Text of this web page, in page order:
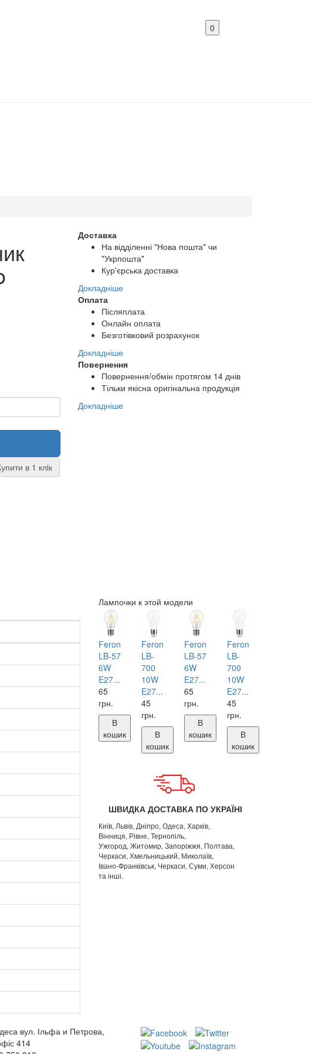
0
в 1 клiк
Доставка
На відділенні "Нова пошта" чи
"Укрпошта"
Кур'єрська доставка
Докладніше
Оплата
Післяплата
Онлайн оплата
Безготівковий розрахунок
Докладніше
Повернення
Повернення/обмін протягом 14 днів
Тільки якісна оригінальна продукція
Докладніше
Лампочки к этой модели
Feron
LB-57
6W
E27...
65
грн.
В
кошик
Feron
LB-
700
10W
E27...
45
грн.
В
кошик
Feron
LB-57
6W
E27...
65
грн.
В
кошик
Feron
LB-
700
10W
E27...
45
грн.
В
кошик
ШВИДКА ДОСТАВКА ПО УКРАЇНІ
Київ, Львів, Дніпро, Одеса, Харків,
Вінниця, Рівне, Тернопіль,
Ужгород, Житомир, Запоріжжя, Полтава,
Черкаси, Хмельницький, Миколаїв,
Івано-Франківськ, Черкаси, Суми, Херсон
та інші.
вул. Ільфа и Петрова,
414